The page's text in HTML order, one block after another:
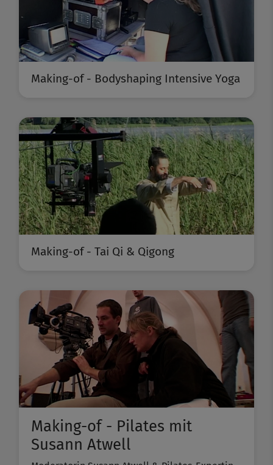
Making-of - Bodyshaping Intensive Yoga
Making-of - Tai Qi & Qigong
Making-of - Pilates mit
Susann Atwell